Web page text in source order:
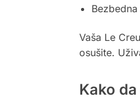
Vaša Le
osušite.
Kako